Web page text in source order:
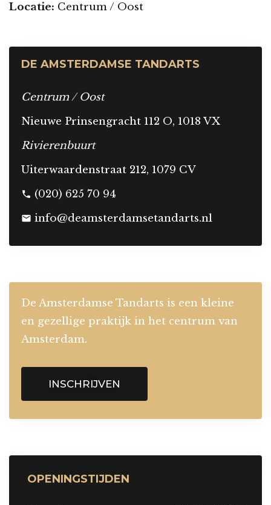
Locatie: Centrum / Oost
DE AMSTERDAMSE TANDARTS
Centrum / Oost
Nieuwe Prinsengracht 112 O, 1018 VX
Rivierenbuurt
Uiterwaardenstraat 212, 1079 CV
phone (020) 625 70 94
mail info@deamsterdamsetandarts.nl
De Amsterdamse Tandarts is een kleine
en gezellige praktijk in het centrum van
Amsterdam.
INSCHRIJVEN
OPENINGSTIJDEN